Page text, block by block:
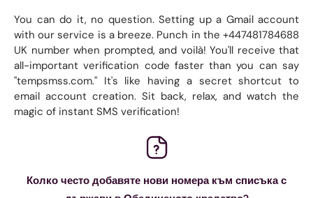
You can do it, no question. Setting up a Gmail account
with our service is a breeze. Punch in the +447481784688
UK number when prompted, and voilà! You'll receive that
all-important verification code faster than you can say
"tempsmss.com." It's like having a secret shortcut to
email account creation. Sit back, relax, and watch the
magic of instant SMS verification!
Колко често добавяте нови номера към списъка с